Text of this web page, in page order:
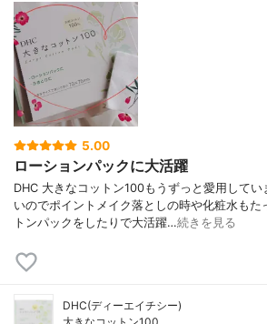
5.00
ローションパックに大活躍
DHC 大きなコットン100もうずっと愛用して
いのでポイントメイク落としの時や化粧水もた
トンパックをしたりで大活躍…続きを見る
DHC(ディーエイチシー)